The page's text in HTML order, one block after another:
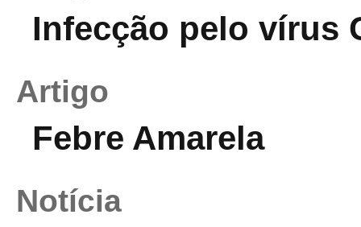
Infecção pelo vírus
Artigo
Febre Amarela
Notícia